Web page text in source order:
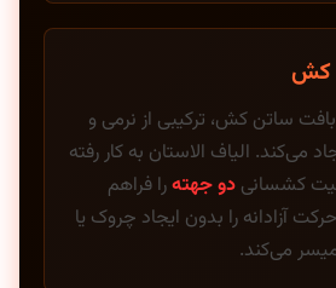
کش
ساتن کش، ترکیبی از نرمی و
می‌کند. الیاف الاستان به کار رفته
کشسانی دو جهتهرا فراهم
آزادانه را بدون ایجاد چروک یا
می‌کند.